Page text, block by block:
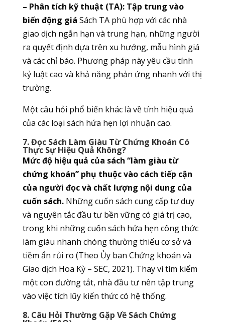
– Phân tích kỹ thuật (TA): Tập trung vào
biến động giá Sách TA phù hợp với các nhà
giao dịch ngắn hạn và trung hạn, những người
ra quyết định dựa trên xu hướng, mẫu hình giá
và các chỉ báo. Phương pháp này yêu cầu tính
kỷ luật cao và khả năng phản ứng nhanh với thị
trường.
Một câu hỏi phổ biến khác là về tính hiệu quả
của các loại sách hứa hẹn lợi nhuận cao.
7. Đọc Sách Làm Giàu Từ Chứng Khoán Có
Thực Sự Hiệu Quả Không?
Mức độ hiệu quả của sách “làm giàu từ
chứng khoán” phụ thuộc vào cách tiếp cận
của người đọc và chất lượng nội dung của
cuốn sách.Những cuốn sách cung cấp tư duy
và nguyên tắc đầu tư bền vững có giá trị cao,
trong khi những cuốn sách hứa hẹn công thức
làm giàu nhanh chóng thường thiếu cơ sở và
tiềm ẩn rủi ro (Theo Ủy ban Chứng khoán và
Giao dịch Hoa Kỳ – SEC, 2021). Thay vì tìm kiếm
một con đường tắt, nhà đầu tư nên tập trung
vào việc tích lũy kiến thức có hệ thống.
8. Câu Hỏi Thường Gặp Về Sách Chứng